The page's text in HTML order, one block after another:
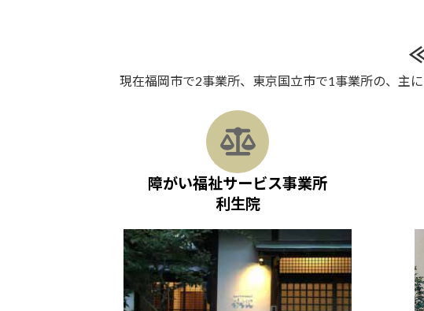
現在福岡市で2事業所、東京国立市で1事業所の、主
ア
イ
コ
ン
リ
ン
ク
障がい福祉サービス事業所
利生院